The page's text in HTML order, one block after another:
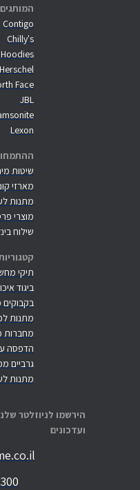
Contigo
Chilly's
Hoodies
Herschel
Face
JBL
Lexon
שיטות
מארזי
מתנות
מוצרי
שילוח
תיקי
ביגוד
בקבוקים
מתנות
מחברות
הדפסה
גרביים
מתנות
הירשמו לניוזלטר
ועדכונים